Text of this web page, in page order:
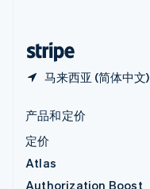
马来西亚 (简体中文)
产品和定价
定价
Atlas
Authorization Boost